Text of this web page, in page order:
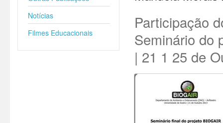
Notícias
Filmes Educacionais
Participação
Seminário do
| 21 1 25 de